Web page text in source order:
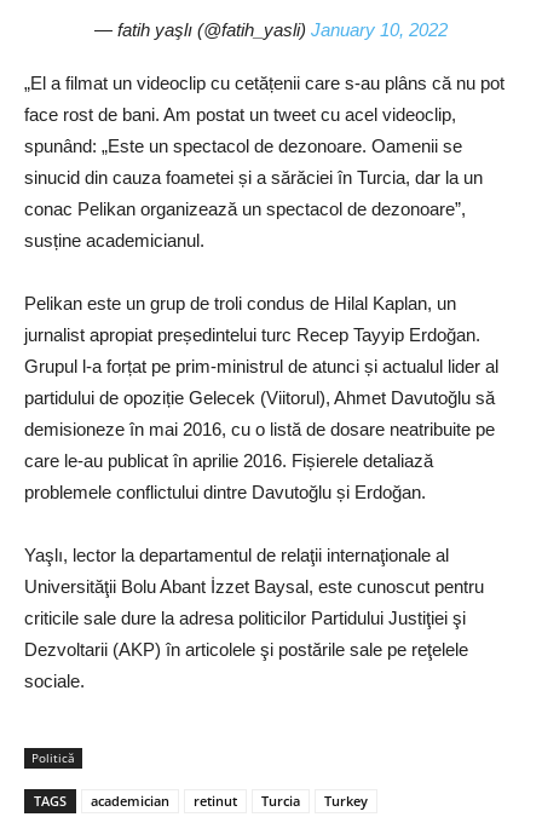
— fatih yaşlı (@fatih_yasli) January 10, 2022
„El a filmat un videoclip cu cetățenii care s-au plâns că nu pot
face rost de bani. Am postat un tweet cu acel videoclip,
spunând: „Este un spectacol de dezonoare. Oamenii se
sinucid din cauza foametei și a sărăciei în Turcia, dar la un
conac Pelikan organizează un spectacol de dezonoare”,
susține academicianul.
Pelikan este un grup de troli condus de Hilal Kaplan, un
jurnalist apropiat președintelui turc Recep Tayyip Erdoğan.
Grupul l-a forțat pe prim-ministrul de atunci și actualul lider al
partidului de opoziție Gelecek (Viitorul), Ahmet Davutoğlu să
demisioneze în mai 2016, cu o listă de dosare neatribuite pe
care le-au publicat în aprilie 2016. Fișierele detaliază
problemele conflictului dintre Davutoğlu și Erdoğan.
Yaşlı, lector la departamentul de relaţii internaţionale al
Universităţii Bolu Abant İzzet Baysal, este cunoscut pentru
criticile sale dure la adresa politicilor Partidului Justiţiei şi
Dezvoltarii (AKP) în articolele şi postările sale pe reţelele
sociale.
Politică
TAGS academician retinut Turcia Turkey